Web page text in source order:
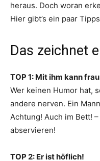
heraus. Doch woran
Hier gibt’s ein paar
Das zeichnet
TOP 1: Mit ihm kann
Wer keinen Humor hat,
andere nerven. Ein
Achtung! Auch im Bett!
abservieren!
TOP 2: Er ist höflich!